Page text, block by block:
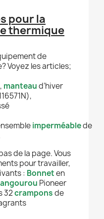
pour la
thermique
de
Voyez les articles;
manteaud’hiver
imperméablede
de la page. Vous
pour travailler,
: Bonneten
Pioneer
32cramponsde